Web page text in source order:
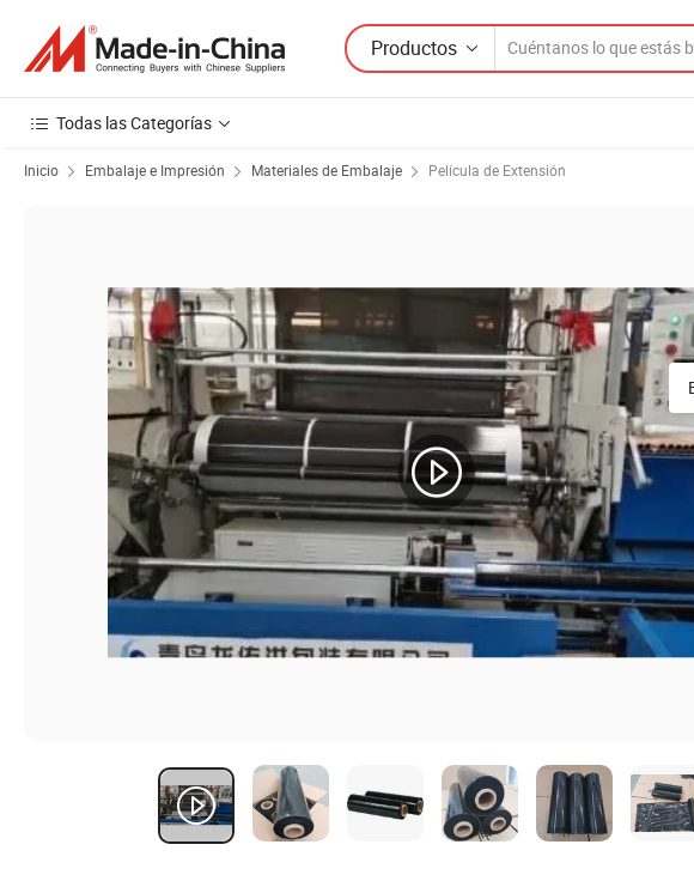
Productos
Todas las Categorías
Inicio Embalaje e Impresión Materiales de Embalaje Película de Extensión